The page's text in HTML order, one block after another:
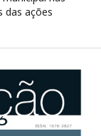
das ações